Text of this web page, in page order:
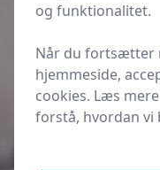
Udgivet i Senge og
De 5 bedste
soveværelser
og funktionalitet.
Når du fortsætter
hjemmeside,
cookies. Læs
forstå, hvordan vi